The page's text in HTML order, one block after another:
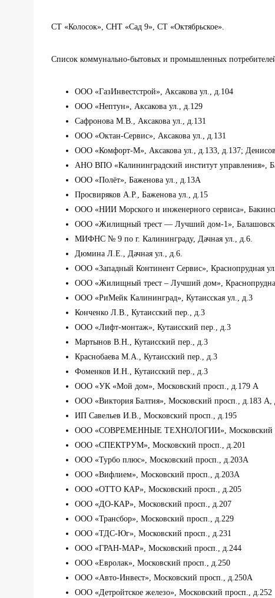
СТ «Колосок», СНТ «Сад 9», СТ «Октябрьское».
Список коммунально-бытовых и промышленных
ООО «ГазИнвестстрой», Аксакова ул., д.104
ООО «Нептун», Аксакова ул., д.129
Сафронова М.В., Аксакова ул., д.131
ООО «Октан-Сервис», Аксакова ул., д.131
ООО «Комфорт-М», Аксакова ул., д.133, д.137;
АНО ВПО «Калининградский институт управления»,
ООО «Полёт», Баженова ул., д.13А
Просвиряков А.Р., Баженова ул., д.15
ООО «НИИ Морского и инженерного сервиса»,
ООО «Жилищный трест — Лучший дом-1»,
МИФНС № 9 по г. Калининграду, Дачная ул., д.6.
Дюмина Л.Е., Дачная ул., д.6.
ООО «Западный Континент Сервис», Краснопрудная
ООО «Жилищный трест – Лучший дом»,
ООО «РиМейк Калининград», Кутаисская ул., д.3
Конченко Л.В., Кутаисский пер., д.3
ООО «Лифт-монтаж», Кутаисский пер., д.3
Мартынов В.Н., Кутаисский пер., д.3
Краснобаева М.А., Кутаисский пер., д.3
Фоменков И.Н., Кутаисский пер., д.3
ООО «УК «Мой дом», Московский просп., д.179 А
ООО «Виктория Балтия», Московский просп., д.183 А,
ИП Савельев И.В., Московский просп., д.195
ООО «СОВРЕМЕННЫЕ ТЕХНОЛОГИИ», Московский
ООО «СПЕКТРУМ», Московский просп., д.201
ООО «Турбо плюс», Московский просп., д.203А
ООО «Вифлием», Московский просп., д.203А
ООО «ОТТО КАР», Московский просп., д.205
ООО «ДО-КАР», Московский просп., д.207
ООО «Трансбор», Московский просп., д.229
ООО «ТДС-Юг», Московский просп., д.231
ООО «ГРАН-МАР», Московский просп., д.244
ООО «Евролак», Московский просп., д.250
ООО «Авто-Инвест», Московский просп., д.250А
ООО «Детройтское железо», Московский просп., д.252